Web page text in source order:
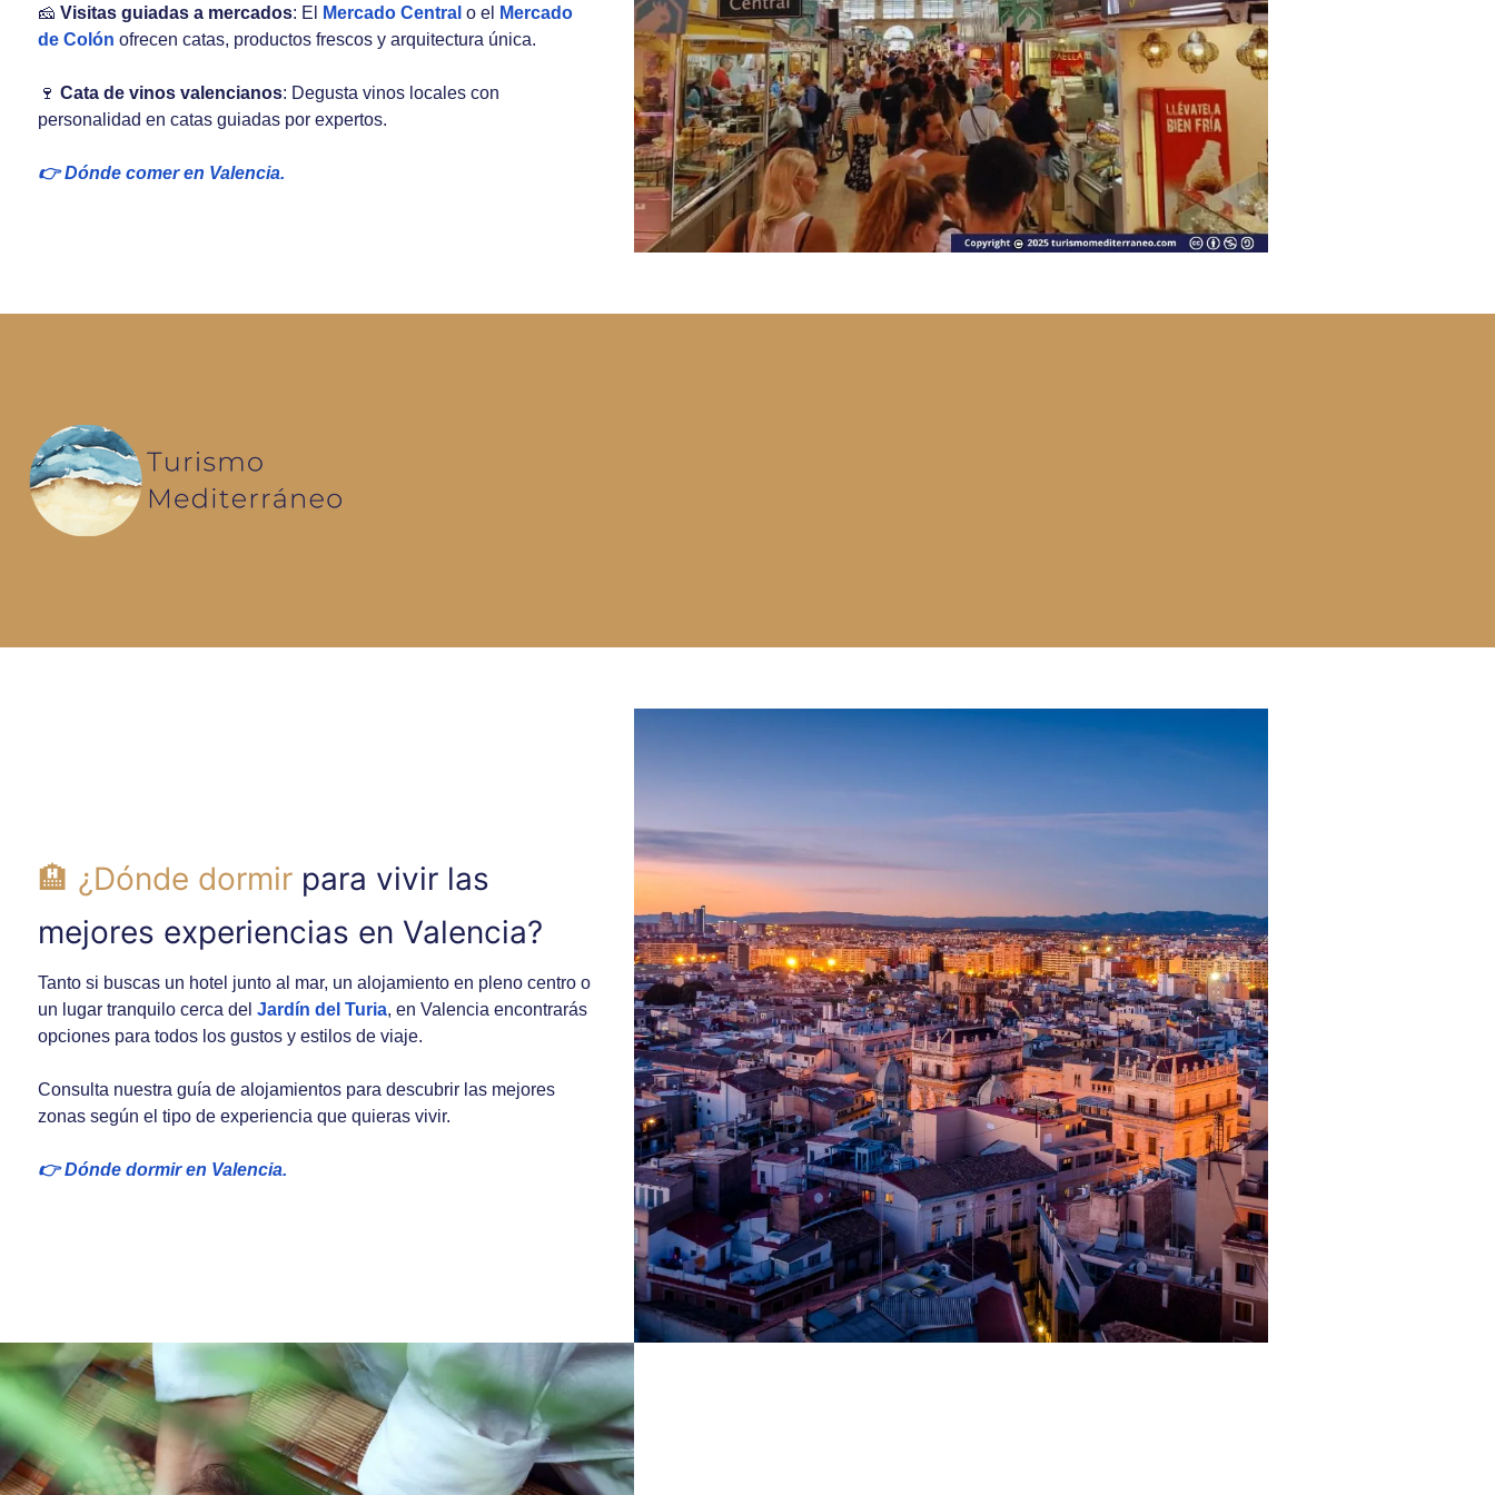
🧀 Visitas guiadas a mercados: El Mercado Central o el
Mercado
de Colón ofrecen catas, productos frescos y arquitectura única.
🍷 Cata de vinos valencianos: Degusta vinos locales con
personalidad en catas guiadas por expertos.
👉 Dónde comer en Valencia.
🏨 ¿Dónde dormir para vivir las
mejores experiencias en Valencia?
Tanto si buscas un hotel junto al mar, un alojamiento en pleno centro o
un lugar tranquilo cerca del Jardín del Turia, en Valencia encontrarás
opciones para todos los gustos y estilos de viaje.
Consulta nuestra guía de alojamientos para descubrir las mejores
zonas según el tipo de experiencia que quieras vivir.
👉 Dónde dormir en Valencia.